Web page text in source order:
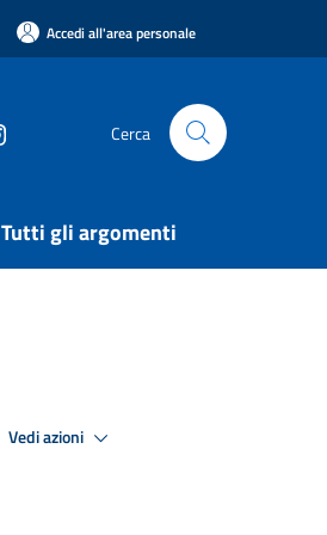
Accedi all'area personale
Cerca
Tutti gli argomenti
Vedi azioni